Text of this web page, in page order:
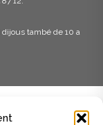
dijous també de 10 a